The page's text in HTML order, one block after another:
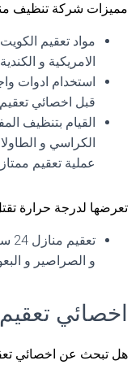
مميزات شركة تنظيف
مواد تعقيم
الامريكية و
استخدام ادوات
قبل اخصائي
القيام بتنظيف
الكراسي و
عملية تعقيم
تعرضها لدرجة حرارة
و الصراصير و
اخصائي
هل تبحث عن اخصائي